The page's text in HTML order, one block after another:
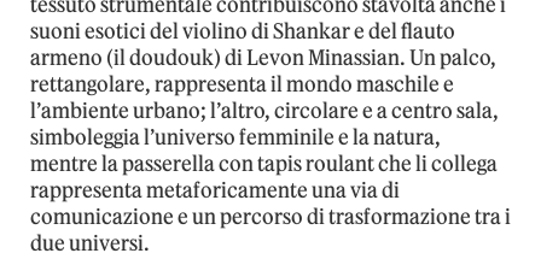
suoni esotici del violino di Shankar e del flauto
armeno (il doudouk) di Levon Minassian. Un palco,
rettangolare, rappresenta il mondo maschile e
l’ambiente urbano; l’altro, circolare e a centro sala,
simboleggia l’universo femminile e la natura,
mentre la passerella con tapis roulant che li collega
rappresenta metaforicamente una via di
comunicazione e un percorso di trasformazione tra i
due universi.